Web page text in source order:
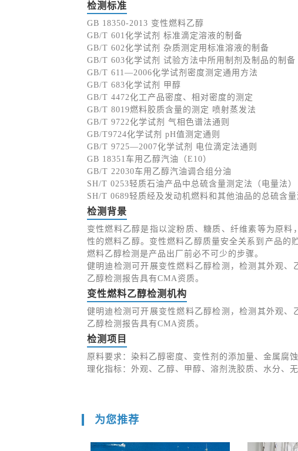
检测标准
GB 18350-2013 变性燃料乙醇
GB/T 601化学试剂 标准滴定溶液的制备
GB/T 602化学试剂 杂质测定用标准溶液的制备
GB/T 603化学试剂 试验方法中所用制剂及制品的制备
GB/T 611—2006化学试剂密度测定通用方法
GB/T 683化学试剂 甲醇
GB/T 4472化工产品密度、相对密度的测定
GB/T 8019燃料胶质含量的测定 喷射蒸发法
GB/T 9722化学试剂 气相色谱法通则
GB/T9724化学试剂 pH值测定通则
GB/T 9725—2007化学试剂 电位滴定法通则
GB 18351车用乙醇汽油（E10）
GB/T 22030车用乙醇汽油调合组分油
SH/T 0253轻质石油产品中总硫含量测定法（电量法）
SH/T 0689轻质经及发动机燃料和其他油品的总硫含量
检测背景
变性燃料乙醇是指以淀粉质、糖质、纤维素等为原
性的燃料乙醇。变性燃料乙醇质量安全关系到产品的
燃料乙醇检测是产品出厂前必不可少的步骤。
健明迪检测可开展变性燃料乙醇检测，检测其外观
乙醇检测报告具有CMA资质。
变性燃料乙醇检测机构
健明迪检测可开展变性燃料乙醇检测，检测其外观
乙醇检测报告具有CMA资质。
检测项目
原料要求：染料乙醇密度、变性剂的添加量、金属腐
理化指标：外观、乙醇、甲醇、溶剂洗胶质、水分、
为您推荐